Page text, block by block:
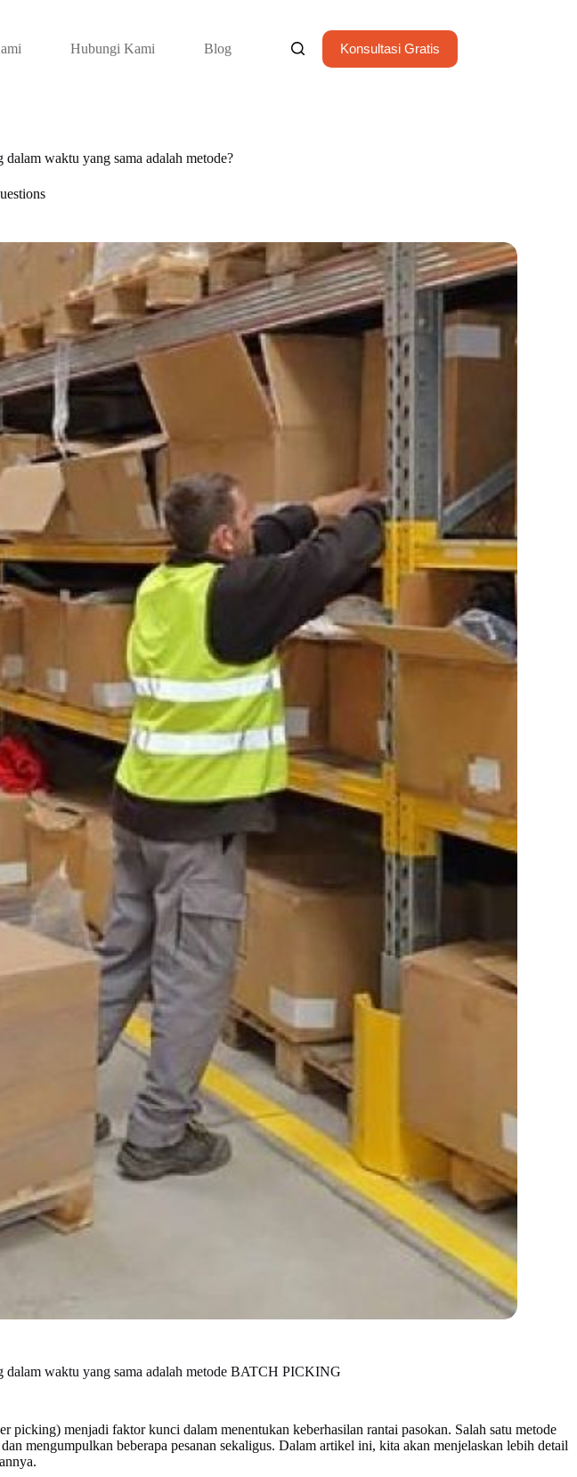
Hubungi Kami Blog Konsultasi Gratis
waktu yang sama adalah metode?
dalam waktu yang sama adalah metode BATCH PICKING
picking) menjadi faktor kunci dalam menentukan keberhasilan rantai pasokan. Salah satu metode
mengumpulkan beberapa pesanan sekaligus. Dalam artikel ini, kita akan menjelaskan lebih detail